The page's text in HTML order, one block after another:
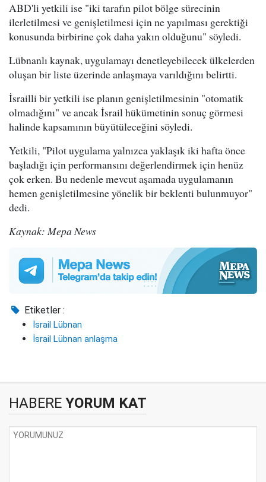
ABD'li yetkili ise "iki tarafın pilot bölge sürecinin
ilerletilmesi ve genişletilmesi için ne yapılması gerektiği
konusunda birbirine çok daha yakın olduğunu" söyledi.
Lübnanlı kaynak, uygulamayı denetleyebilecek ülkelerden
oluşan bir liste üzerinde anlaşmaya varıldığını belirtti.
İsrailli bir yetkili ise planın genişletilmesinin "otomatik
olmadığını" ve ancak İsrail hükümetinin sonuç görmesi
halinde kapsamının büyütüleceğini söyledi.
Yetkili, "Pilot uygulama yalnızca yaklaşık iki hafta önce
başladığı için performansını değerlendirmek için henüz
çok erken. Bu nedenle mevcut aşamada uygulamanın
hemen genişletilmesine yönelik bir beklenti bulunmuyor"
dedi.
Kaynak: Mepa News
Etiketler :
İsrail Lübnan
İsrail Lübnan anlaşma
HABERE YORUM KAT